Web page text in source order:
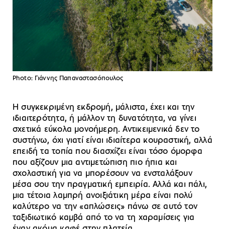
Photo: Γιάννης Παπαναστασόπουλος
Η συγκεκριμένη εκδρομή, μάλιστα, έχει και την
ιδιαιτερότητα, ή μάλλον τη δυνατότητα, να γίνει
σχετικά εύκολα μονοήμερη. Αντικειμενικά δεν το
συστήνω, όχι γιατί είναι ιδιαίτερα κουραστική, αλλά
επειδή τα τοπία που διασχίζει είναι τόσο όμορφα
που αξίζουν μια αντιμετώπιση πιο ήπια και
σχολαστική για να μπορέσουν να ενσταλάξουν
μέσα σου την πραγματική εμπειρία. Αλλά και πάλι,
μια τέτοια λαμπρή ανοιξιάτικη μέρα είναι πολύ
καλύτερο να την «απλώσεις» πάνω σε αυτό τον
ταξιδιωτικό καμβά από το να τη χαραμίσεις για